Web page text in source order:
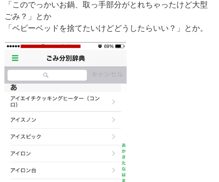
「このでっかいお鍋、取っ手部分がとれちゃったけど大型
ごみ？」とか
「ベビーベッドを捨てたいけどどうしたらいい？」とか。